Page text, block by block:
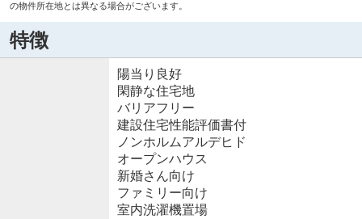
の物件所在地とは異なる場合がございます。
特徴
陽当り良好
閑静な住宅地
バリアフリー
建設住宅性能評価書付
ノンホルムアルデヒド
オープンハウス
新婚さん向け
ファミリー向け
室内洗濯機置場